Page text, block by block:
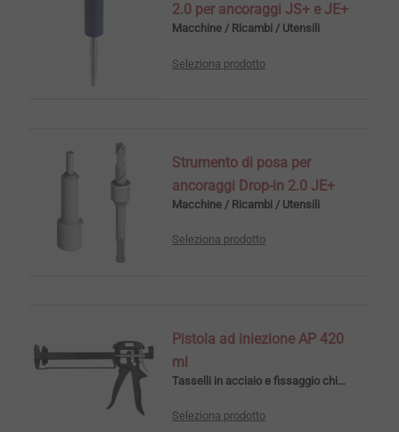
2.0 per ancoraggi JS+ e JE+
Macchine / Ricambi / Utensili
Seleziona prodotto
Strumento di posa per
ancoraggi Drop-in 2.0 JE+
Macchine / Ricambi / Utensili
Seleziona prodotto
Pistola ad iniezione AP 420
ml
Tasselli in acciaio e fissaggio chimico
Seleziona prodotto